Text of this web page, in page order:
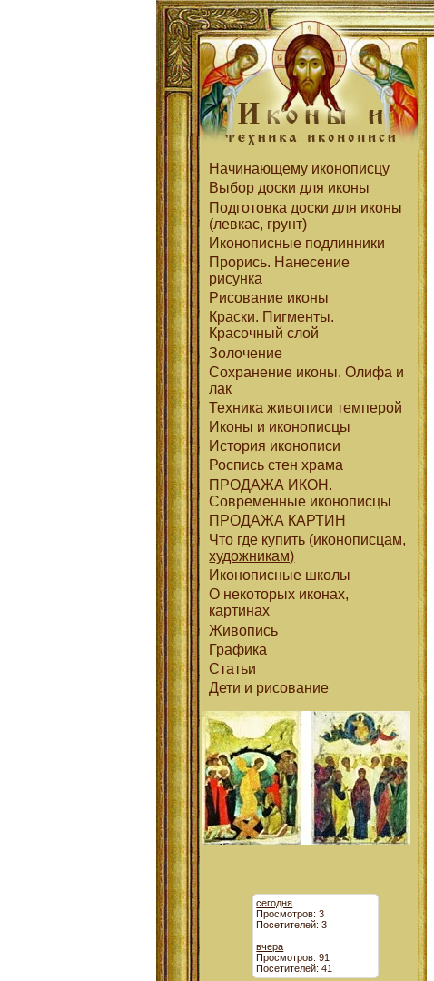
Начинающему иконописцу
Выбор доски для иконы
Подготовка доски для иконы
(левкас, грунт)
Иконописные подлинники
Прорись. Нанесение
рисунка
Рисование иконы
Краски. Пигменты.
Красочный слой
Золочение
Сохранение иконы. Олифа и
лак
Техника живописи темперой
Иконы и иконописцы
История иконописи
Роспись стен храма
ПРОДАЖА ИКОН.
Современные иконописцы
ПРОДАЖА КАРТИН
Что где купить (иконописцам,
художникам)
Иконописные школы
О некоторых иконах,
картинах
Живопись
Графика
Статьи
Дети и рисование
сегодня
Просмотров: 3
Посетителей: 3
вчера
Просмотров: 91
Посетителей: 41